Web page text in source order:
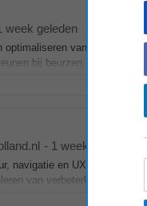
week geleden
van de
bij beurzen,
- 1 week geleden
navigatie en
van verbeterkansen in